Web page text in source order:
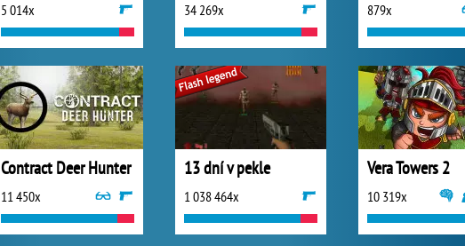
5 014x 34 269x 879x
Contract Deer Hunter
11 450x
13 dní v pekle
1 038 464x
Vera Towers 2
10 319x